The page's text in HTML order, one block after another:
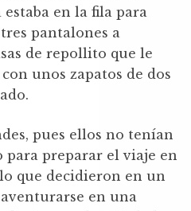
en la fila para
pantalones a
de repollito que le
unos zapatos de dos
pues ellos no tenían
para preparar el viaje en
que decidieron en un
en una